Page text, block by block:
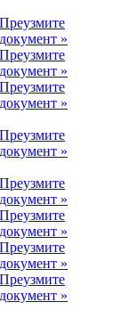
Преузмите
документ »
Преузмите
документ »
Преузмите
документ »
Преузмите
документ »
Преузмите
документ »
Преузмите
документ »
Преузмите
документ »
Преузмите
документ »